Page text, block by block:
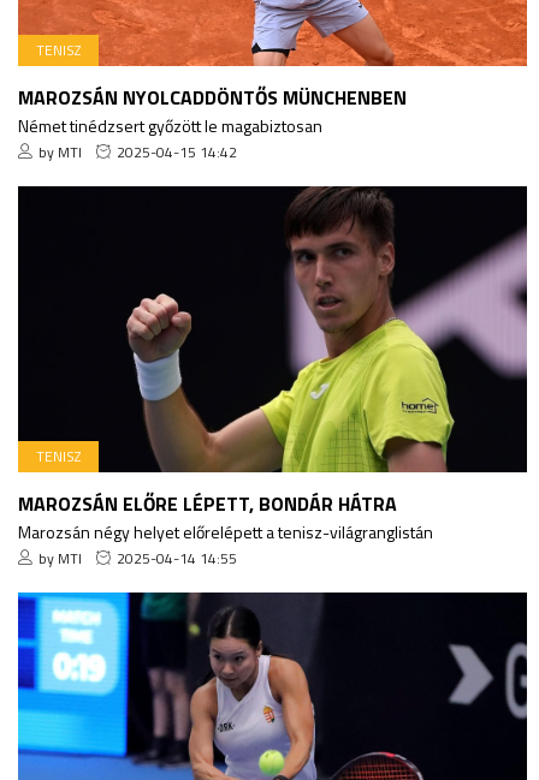
TENISZ
MAROZSÁN NYOLCADDÖNTŐS MÜNCHENBEN
Német tinédzsert győzött le magabiztosan
by MTI 2025-04-15 14:42
TENISZ
MAROZSÁN ELŐRE LÉPETT, BONDÁR HÁTRA
Marozsán négy helyet előrelépett a tenisz-világranglistán
by MTI 2025-04-14 14:55